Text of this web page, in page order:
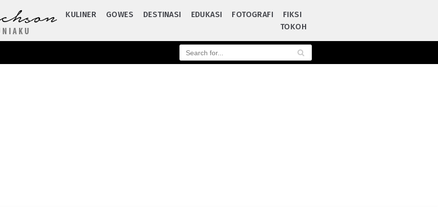
KULINER GOWES DESTINASI EDUKASI FOTOGRAFI
FIKSI
TOKOH